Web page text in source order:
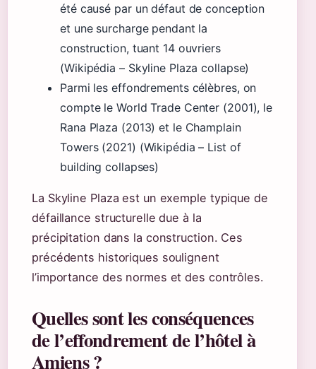
été causé par un défaut de conception
et une surcharge pendant la
construction, tuant 14 ouvriers
(Wikipédia – Skyline Plaza collapse)
Parmi les effondrements célèbres, on
compte le World Trade Center (2001), le
Rana Plaza (2013) et le Champlain
Towers (2021) (Wikipédia – List of
building collapses)
La Skyline Plaza est un exemple typique de
défaillance structurelle due à la
précipitation dans la construction. Ces
précédents historiques soulignent
l’importance des normes et des contrôles.
Quelles sont les conséquences
de l’effondrement de l’hôtel à
Amiens ?